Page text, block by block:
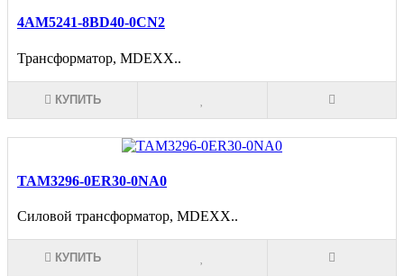
4АМ5241-8BD40-0CN2
Трансформатор, MDEXX..
КУПИТЬ
TAM3296-0ER30-0NA0
Cиловой трансформатор, MDEXX..
КУПИТЬ